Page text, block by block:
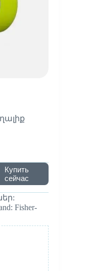
Купить
сейчас
Fisher-